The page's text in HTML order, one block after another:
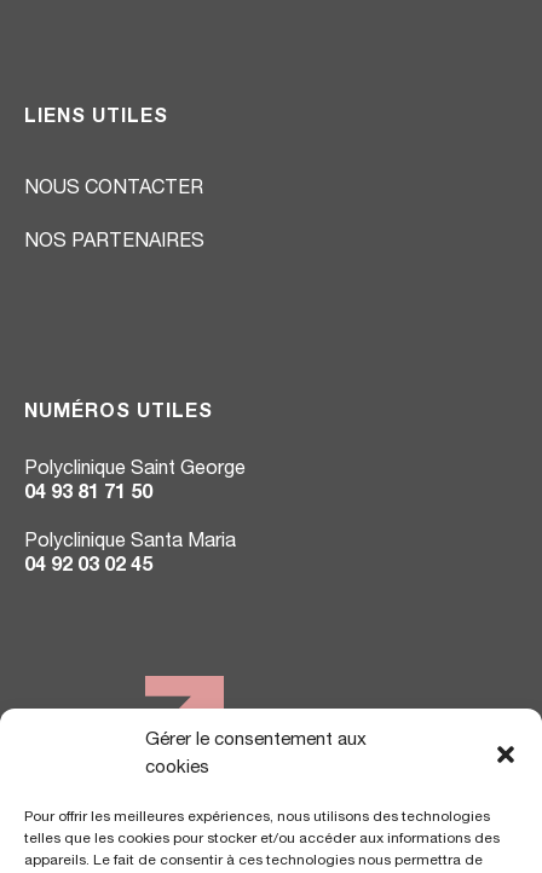
Gérer le consentement aux
cookies
Pour offrir les meilleures expériences, nous utilisons des technologies
telles que les cookies pour stocker et/ou accéder aux informations des
appareils. Le fait de consentir à ces technologies nous permettra de
LIENS UTILES
NOUS CONTACTER
NOS PARTENAIRES
NUMÉROS UTILES
Polyclinique Saint George
04 93 81 71 50
Polyclinique Santa Maria
04 92 03 02 45